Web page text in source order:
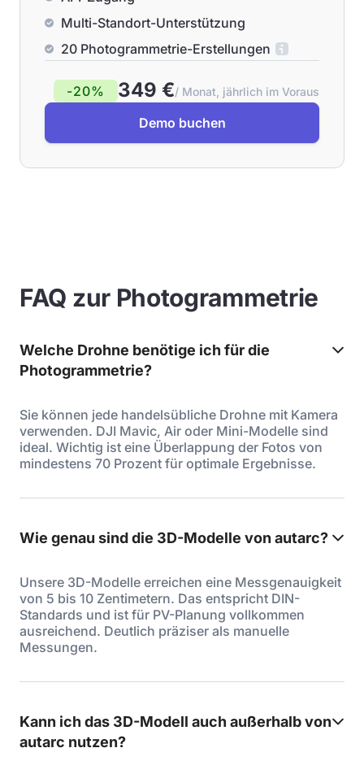
Multi-Standort-Unterstützung
20 Photogrammetrie-Erstellungen
-20% 349 €/ Monat, jährlich im Voraus
Demo buchen
FAQ zur Photogrammetrie
Welche Drohne benötige ich für die
Photogrammetrie?
Sie können jede handelsübliche Drohne mit Kamera
verwenden. DJI Mavic, Air oder Mini-Modelle sind
ideal. Wichtig ist eine Überlappung der Fotos von
mindestens 70 Prozent für optimale Ergebnisse.
Wie genau sind die 3D-Modelle von autarc?
Unsere 3D-Modelle erreichen eine Messgenauigkeit
von 5 bis 10 Zentimetern. Das entspricht DIN-
Standards und ist für PV-Planung vollkommen
ausreichend. Deutlich präziser als manuelle
Messungen.
Kann ich das 3D-Modell auch außerhalb von
autarc nutzen?